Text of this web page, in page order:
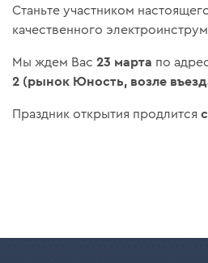
Станьте участником
качественного
Мы ждем Вас23 марта по
2 (рынок Юность, возле
Праздник открытия продлится